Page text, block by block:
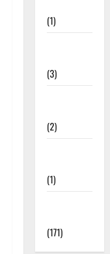
(1)
(3)
(2)
(1)
(171)